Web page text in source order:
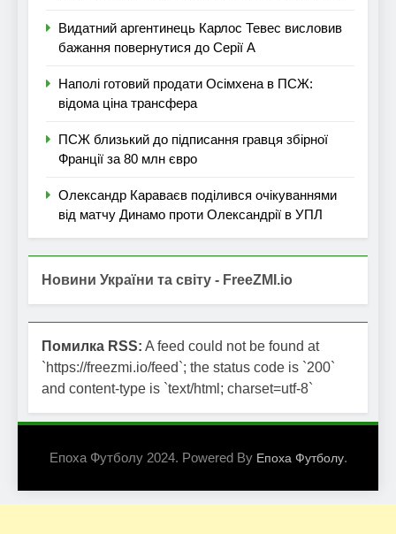
Видатний аргентинець Карлос Тевес висловив
бажання повернутися до Серії А
Наполі готовий продати Осімхена в ПСЖ:
відома ціна трансфера
ПСЖ близький до підписання гравця збірної
Франції за 80 млн євро
Олександр Караваєв поділився очікуваннями
від матчу Динамо проти Олександрії в УПЛ
Новини України та світу - FreeZMI.io
Помилка RSS: A feed could not be found at
`https://freezmi.io/feed`; the status code is `200`
and content-type is `text/html; charset=utf-8`
Епоха Футболу 2024. Powered By Епоха Футболу.